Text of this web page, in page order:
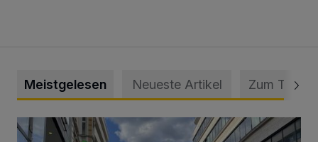
Meistgelesen Neueste Artikel Zum Thema
Ein Unzustand und Skandal